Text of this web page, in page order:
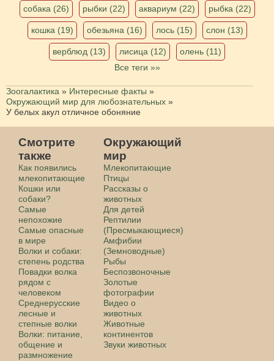
собака (26) рыбки (22) аквариум (22) рыбка (22)
кошка (19) обезьяна (16) лось (15) слон (13)
верблюд (13) лисица (12)
олень (11)
Все теги »»
Зоогалактика » Интересные факты »
Окружающий мир для любознательных »
У белых акул отличное обоняние
Смотрите
также
Как появились
млекопитающие
Кошки или
собаки?
Самые
непохожие
Самые опасные
в мире
Волки и собаки:
степень родства
Повадки волка
рядом с
человеком
Среднерусские
лесные и
степные волки
Волки: питание,
общение и
размножение
Окружающий
мир
Млекопитающие
Птицы
Рассказы о
животных
Для детей
Рептилии
(Пресмыкающиеся)
Амфибии
(Земноводные)
Рыбы
Беспозвоночные
Золотые
фотографии
Видео о
животных
Животные
континентов
Звуки животных